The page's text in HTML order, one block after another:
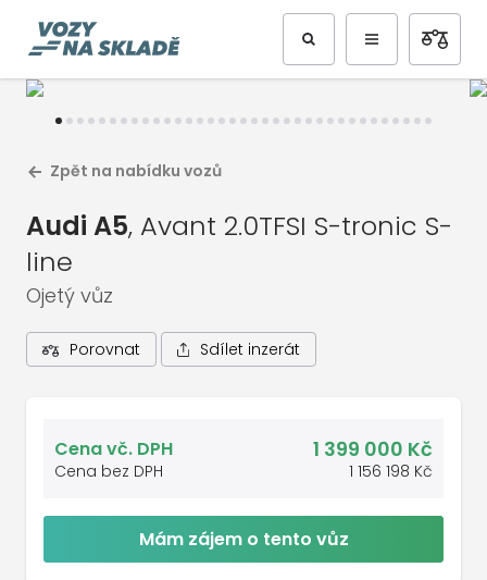
Zpět na nabídku vozů
Audi A5, Avant 2.0TFSI S-tronic S-
line
Ojetý vůz
Porovnat Sdílet inzerát
Cena vč. DPH 1 399 000 Kč
Cena bez DPH 1 156 198 Kč
Mám zájem o tento vůz